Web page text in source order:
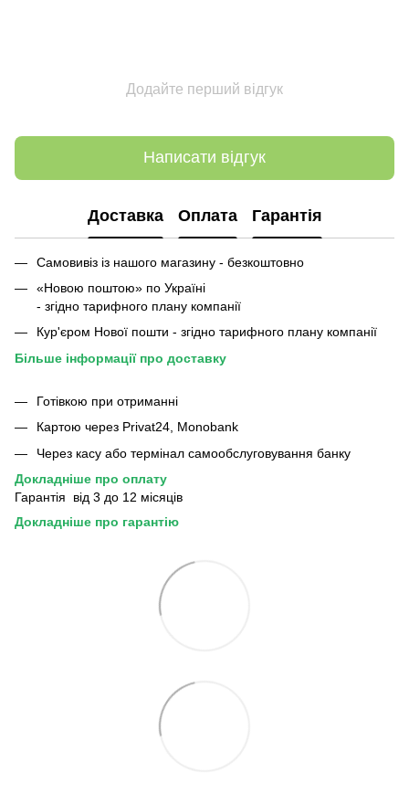
Додайте перший відгук
Написати відгук
Доставка Оплата Гарантія
Самовивіз із нашого магазину - безкоштовно
«Новою поштою» по Україні
- згідно тарифного плану компанії
Кур'єром Нової пошти - згідно тарифного плану компанії
Більше інформації про доставку
Готівкою при отриманні
Картою через Privat24, Monobank
Через касу або термінал самообслуговування банку
Докладніше про оплату
Гарантія від 3 до 12 місяців
Докладніше про гарантію